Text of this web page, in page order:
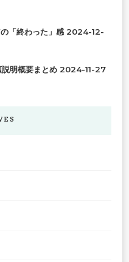
「終わった」感 2024-12-
明概要まとめ 2024-11-27